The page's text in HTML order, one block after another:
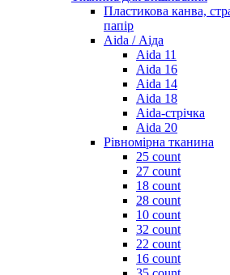
Пластикова канва,
папір
Aida / Аіда
Aida 11
Aida 16
Aida 14
Aida 18
Aida-стрічка
Aida 20
Рівномірна тканина
25 count
27 count
18 count
28 count
10 count
32 count
22 count
16 count